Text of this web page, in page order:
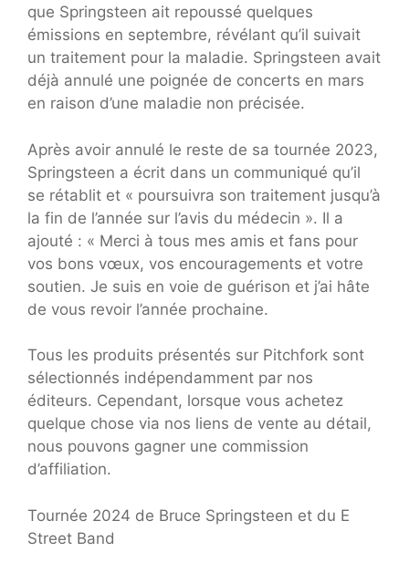
que Springsteen ait repoussé quelques
émissions en septembre, révélant qu’il suivait
un traitement pour la maladie. Springsteen avait
déjà annulé une poignée de concerts en mars
en raison d’une maladie non précisée.
Après avoir annulé le reste de sa tournée 2023,
Springsteen a écrit dans un communiqué qu’il
se rétablit et « poursuivra son traitement jusqu’à
la fin de l’année sur l’avis du médecin ». Il a
ajouté : « Merci à tous mes amis et fans pour
vos bons vœux, vos encouragements et votre
soutien. Je suis en voie de guérison et j’ai hâte
de vous revoir l’année prochaine.
Tous les produits présentés sur Pitchfork sont
sélectionnés indépendamment par nos
éditeurs. Cependant, lorsque vous achetez
quelque chose via nos liens de vente au détail,
nous pouvons gagner une commission
d’affiliation.
Tournée 2024 de Bruce Springsteen et du E
Street Band